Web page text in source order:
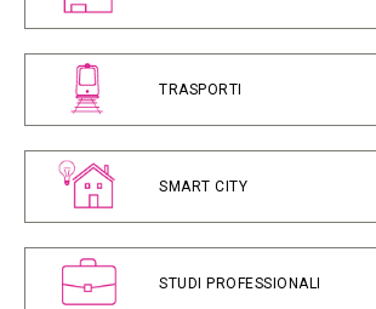
TRASPORTI
SMART CITY
STUDI PROFESSIONALI